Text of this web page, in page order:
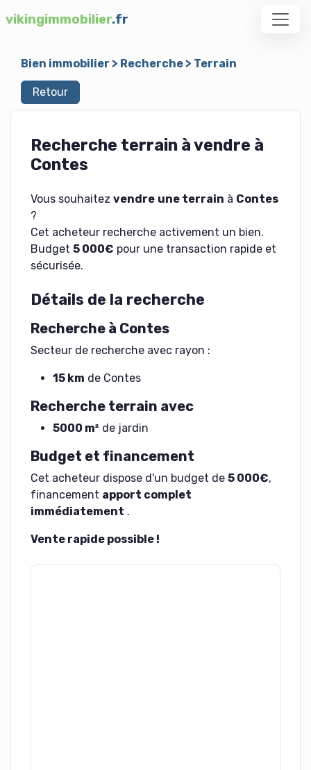
vikingimmobilier.fr
Bien immobilier > Recherche> Terrain
Retour
Recherche terrain à vendre à
Contes
Vous souhaitez vendre une terrain à Contes
?
Cet acheteur recherche activement un bien.
Budget 5 000€ pour une transaction rapide et
sécurisée.
Détails de la recherche
Recherche à Contes
Secteur de recherche avec rayon :
15 km de Contes
Recherche terrain avec
5000 m² de jardin
Budget et financement
Cet acheteur dispose d'un budget de 5 000€,
financement apport complet
immédiatement .
Vente rapide possible !